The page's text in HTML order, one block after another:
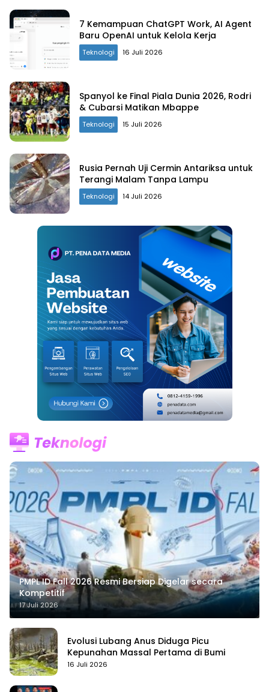
7 Kemampuan ChatGPT Work, AI Agent
Baru OpenAI untuk Kelola Kerja
Teknologi 16 Juli 2026
Spanyol ke Final Piala Dunia 2026, Rodri
& Cubarsi Matikan Mbappe
Teknologi 15 Juli 2026
Rusia Pernah Uji Cermin Antariksa untuk
Terangi Malam Tanpa Lampu
Teknologi 14 Juli 2026
PMPL ID Fall 2026 Resmi Bersiap Digelar secara
Kompetitif
17 Juli 2026
Evolusi Lubang Anus Diduga Picu
Kepunahan Massal Pertama di Bumi
16 Juli 2026